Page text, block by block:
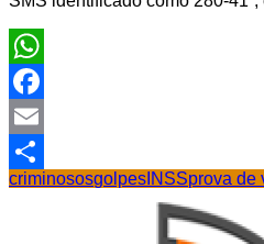
WhatsApp
Facebook
Email
Share
criminososgolpes INSSprova de